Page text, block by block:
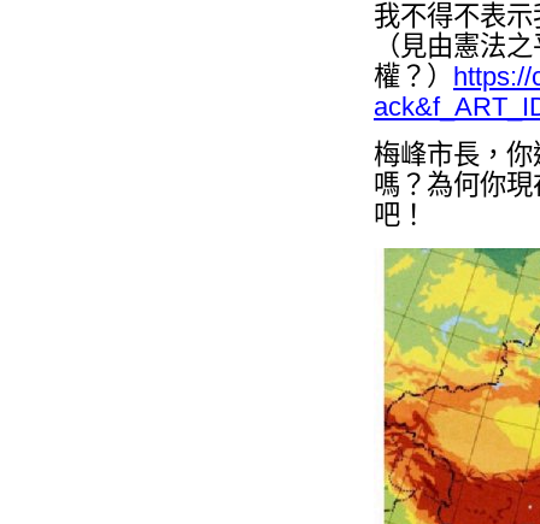
我不得不表
（見由憲法
權？） https://
梅峰市長，
嗎？為何你
吧！